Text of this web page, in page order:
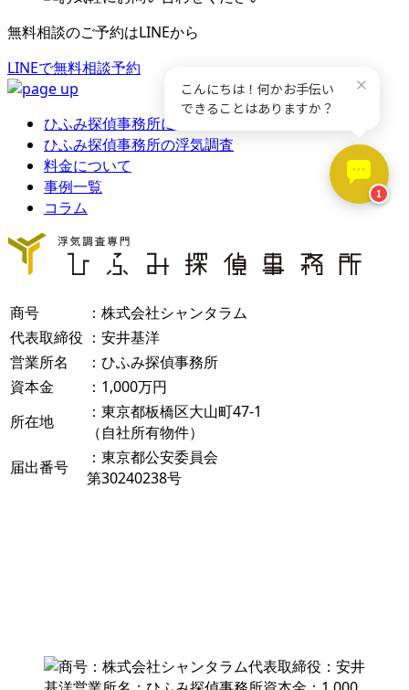
無料相談のご予約はLINEから
LINEで無料相談予約
ひふみ探偵事務所について
ひふみ探偵事務所の浮気調査
料金について
事例一覧
コラム
商号
：株式会社シャンタラム
代表取締役 ：安井基洋
営業所名
：ひふみ探偵事務所
資本金
：1,000万円
所在地
：東京都板橋区大山町47-1
（自社所有物件）
届出番号
：東京都公安委員会
第30240238号